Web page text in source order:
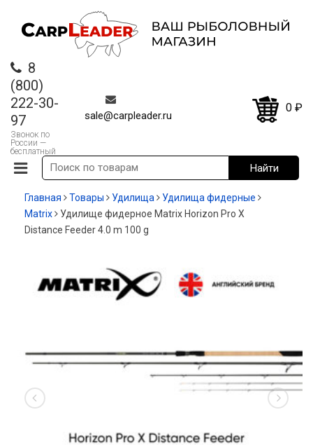
8
(800)
222-30-
97
Звонок по
России —
бесплатный
sale@carpleader.ru
0 ₽
Главная Товары Удилища
Удилища фидерные
Matrix
Удилище фидерное Matrix Horizon Pro X
Distance Feeder 4.0 m 100 g